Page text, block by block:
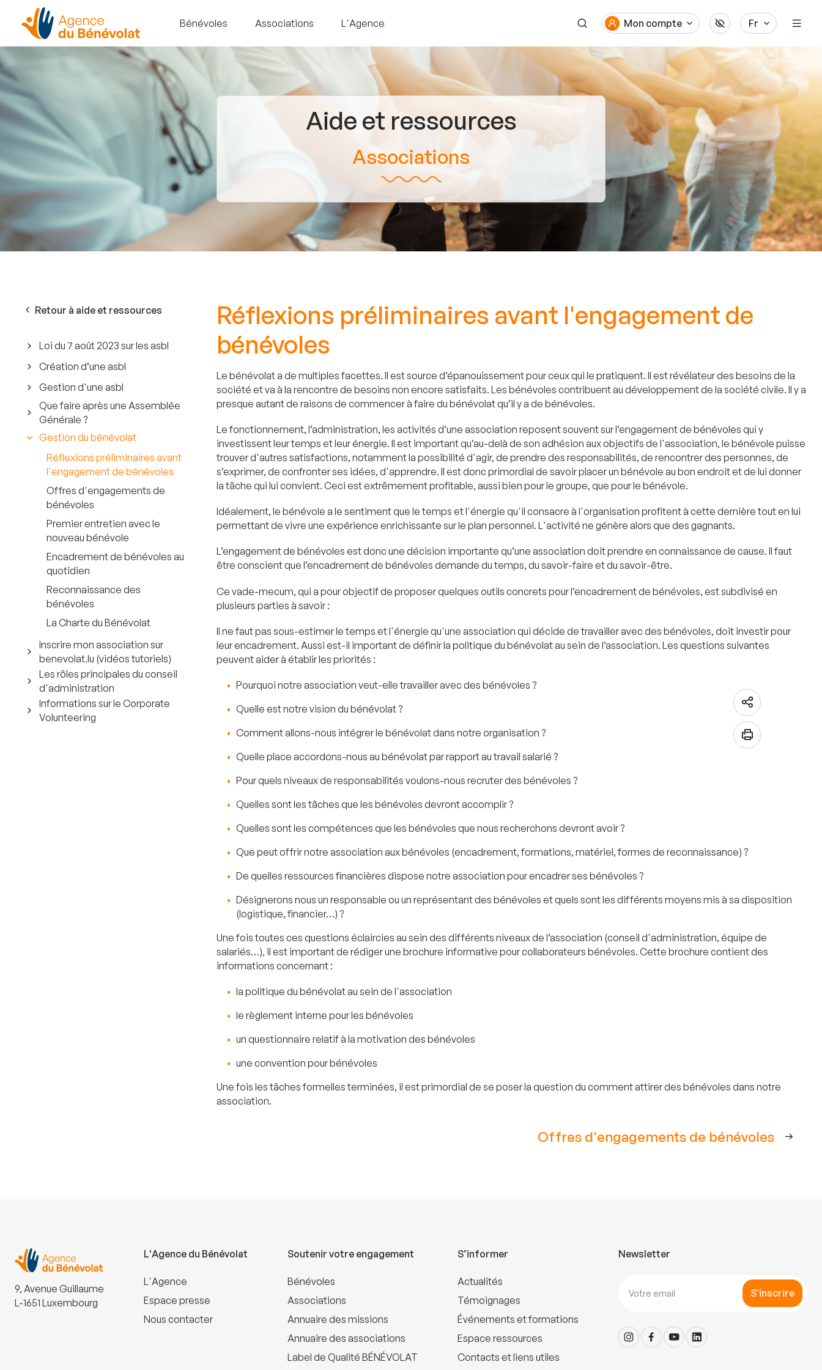
Bénévoles Associations L'Agence Mon compte Fr
Aide et ressources
Associations
Retour à aide et ressources
Loi du 7 août 2023 sur les asbl
Création d’une asbl
Gestion d'une asbl
Que faire après une Assemblée
Générale ?
Gestion du bénévolat
Réflexions préliminaires avant
l'engagement de bénévoles
Offres d'engagements de
bénévoles
Premier entretien avec le
nouveau bénévole
Encadrement de bénévoles au
quotidien
Reconnaissance des
bénévoles
La Charte du Bénévolat
Inscrire mon association sur
benevolat.lu (vidéos tutoriels)
Les rôles principales du conseil
d'administration
Informations sur le Corporate
Volunteering
Réflexions préliminaires avant l'engagement de
bénévoles
Le bénévolat a de multiples facettes. Il est source d’épanouissement pour ceux qui le pratiquent. Il est révélateur des besoins de la
société et va à la rencontre de besoins non encore satisfaits. Les bénévoles contribuent au développement de la société civile. Il y a
presque autant de raisons de commencer à faire du bénévolat qu’il y a de bénévoles.
Le fonctionnement, l’administration, les activités d’une association reposent souvent sur l’engagement de bénévoles qui y
investissent leur temps et leur énergie. Il est important qu’au-delà de son adhésion aux objectifs de l'association, le bénévole puisse
trouver d'autres satisfactions, notamment la possibilité d'agir, de prendre des responsabilités, de rencontrer des personnes, de
s’exprimer, de confronter ses idées, d'apprendre. Il est donc primordial de savoir placer un bénévole au bon endroit et de lui donner
la tâche qui lui convient. Ceci est extrêmement profitable, aussi bien pour le groupe, que pour le bénévole.
Idéalement, le bénévole a le sentiment que le temps et l'énergie qu'il consacre à l'organisation profitent à cette dernière tout en lui
permettant de vivre une expérience enrichissante sur le plan personnel. L'activité ne génère alors que des gagnants.
L’engagement de bénévoles est donc une décision importante qu’une association doit prendre en connaissance de cause. Il faut
être conscient que l’encadrement de bénévoles demande du temps, du savoir-faire et du savoir-être.
Ce vade-mecum, qui a pour objectif de proposer quelques outils concrets pour l’encadrement de bénévoles, est subdivisé en
plusieurs parties à savoir :
Il ne faut pas sous-estimer le temps et l'énergie qu'une association qui décide de travailler avec des bénévoles, doit investir pour
leur encadrement. Aussi est-il important de définir la politique du bénévolat au sein de l’association. Les questions suivantes
peuvent aider à établir les priorités :
Pourquoi notre association veut-elle travailler avec des bénévoles ?
Quelle est notre vision du bénévolat ?
Comment allons-nous intégrer le bénévolat dans notre organisation ?
Quelle place accordons-nous au bénévolat par rapport au travail salarié ?
Pour quels niveaux de responsabilités voulons-nous recruter des bénévoles ?
Quelles sont les tâches que les bénévoles devront accomplir ?
Quelles sont les compétences que les bénévoles que nous recherchons devront avoir ?
Que peut offrir notre association aux bénévoles (encadrement, formations, matériel, formes de reconnaissance) ?
De quelles ressources financières dispose notre association pour encadrer ses bénévoles ?
Désignerons nous un responsable ou un représentant des bénévoles et quels sont les différents moyens mis à sa disposition
(logistique, financier…) ?
Une fois toutes ces questions éclaircies au sein des différents niveaux de l’association (conseil d'administration, équipe de
salariés…), il est important de rédiger une brochure informative pour collaborateurs bénévoles. Cette brochure contient des
informations concernant :
la politique du bénévolat au sein de l'association
le règlement interne pour les bénévoles
un questionnaire relatif à la motivation des bénévoles
une convention pour bénévoles
Une fois les tâches formelles terminées, il est primordial de se poser la question du comment attirer des bénévoles dans notre
association.
Offres d'engagements de bénévoles
9, Avenue Guillaume
L-1651 Luxembourg
L'Agence du Bénévolat
L'Agence
Espace presse
Nous contacter
Soutenir votre engagement
Bénévoles
Associations
Annuaire des missions
Annuaire des associations
Label de Qualité BÉNÉVOLAT
S’informer
Actualités
Témoignages
Événements et formations
Espace ressources
Contacts et liens utiles
Newsletter
S'inscrire